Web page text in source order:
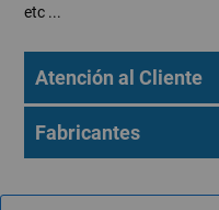
Atención al Cliente
Fabricantes
etc ...